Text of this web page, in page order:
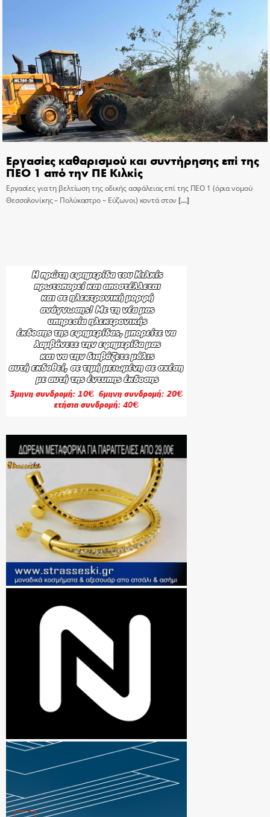
Εργασίες καθαρισμού και συντήρησης επί της
ΠΕΟ 1 από την ΠΕ Κιλκίς
Εργασίες για τη βελτίωση της οδικής ασφάλειας επί της ΠΕΟ 1 (όρια νομού
Θεσσαλονίκης – Πολύκαστρο – Εύζωνοι) κοντά στον […]